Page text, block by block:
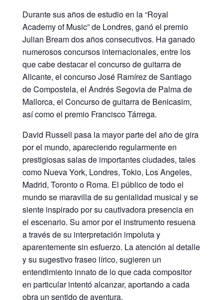
Durante sus años de estudio en la “Royal
Academy of Music” de Londres, ganó el premio
Julian Bream dos años consecutivos. Ha ganado
numerosos concursos internacionales, entre los
que cabe destacar el concurso de guitarra de
Alicante, el concurso José Ramírez de Santiago
de Compostela, el Andrés Segovia de Palma de
Mallorca, el Concurso de guitarra de Benicasim,
así como el premio Francisco Tárrega.
David Russell pasa la mayor parte del año de gira
por el mundo, apareciendo regularmente en
prestigiosas salas de importantes ciudades, tales
como Nueva York, Londres, Tokio, Los Angeles,
Madrid, Toronto o Roma. El público de todo el
mundo se maravilla de su genialidad musical y se
siente inspirado por su cautivadora presencia en
el escenario. Su amor por el instrumento resuena
a través de su interpretación impoluta y
aparentemente sin esfuerzo. La atención al detalle
y su sugestivo fraseo lírico, sugieren un
entendimiento innato de lo que cada compositor
en particular intentó alcanzar, aportando a cada
obra un sentido de aventura.